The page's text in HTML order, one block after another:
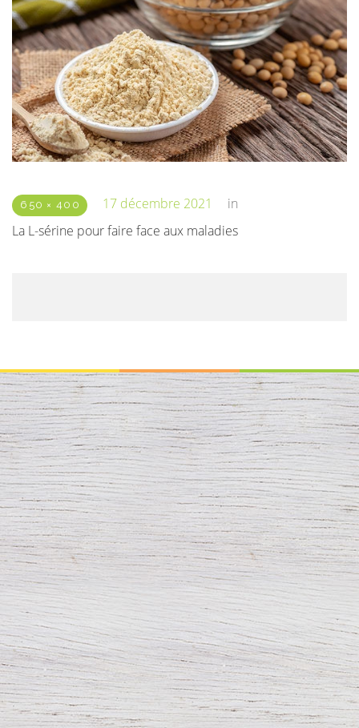
650 × 400 17 décembre 2021
in
La L-sérine pour faire face aux maladies